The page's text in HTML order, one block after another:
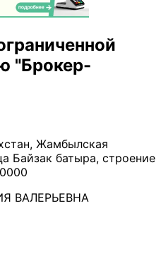
"Брокер-
Жамбылская
Байзак батыра, строение
ВАЛЕРЬЕВНА